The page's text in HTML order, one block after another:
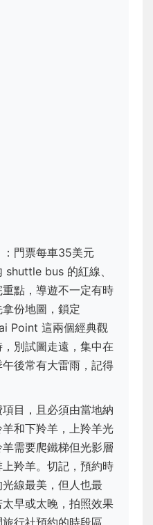
：門票每車35美元
shuttle bus 的紅線、
點，導遊不一定有時
份地圖，鎖定
Point 這兩個經典觀
別試圖走遠，集中在
後常有大雷雨，記得
項目，且必須由當地納
和下羚羊，上羚羊光
需要爬鐵梯但光影層
羚羊。切記，預約時
線最美，但人也最
早或太晚，拍照效果